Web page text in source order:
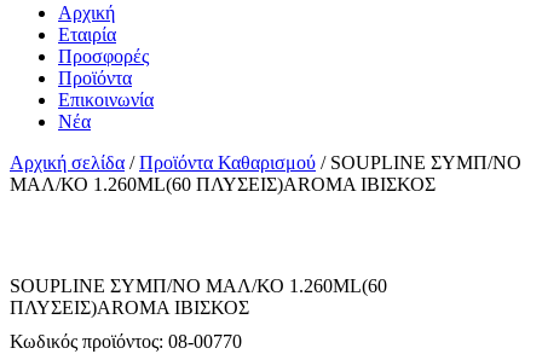
Αρχική
Εταιρία
Προσφορές
Προϊόντα
Επικοινωνία
Νέα
Αρχική σελίδα /Προϊόντα Καθαρισμού / SOUPLINE ΣΥΜΠ/ΝΟ
ΜΑΛ/ΚΟ 1.260ML(60 ΠΛΥΣΕΙΣ)AROMA ΙΒΙΣΚΟΣ
SOUPLINE ΣΥΜΠ/ΝΟ ΜΑΛ/ΚΟ 1.260ML(60
ΠΛΥΣΕΙΣ)AROMA ΙΒΙΣΚΟΣ
Κωδικός προϊόντος: 08-00770